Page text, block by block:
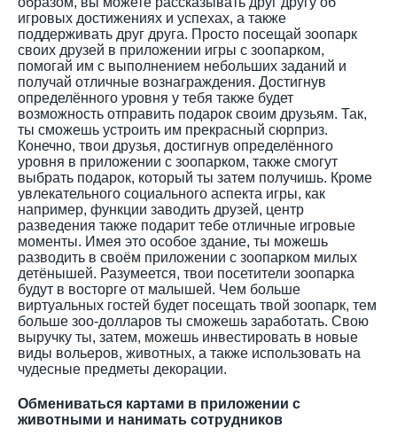
игровых достижениях и успехах, а также
поддерживать друг друга. Просто посещай зоопарк
своих друзей в приложении игры с зоопарком,
помогай им с выполнением небольших заданий и
получай отличные вознаграждения. Достигнув
определённого уровня у тебя также будет
возможность отправить подарок своим друзьям. Так,
ты сможешь устроить им прекрасный сюрприз.
Конечно, твои друзья, достигнув определённого
уровня в приложении с зоопарком, также смогут
выбрать подарок, который ты затем получишь. Кроме
увлекательного социального аспекта игры, как
например, функции заводить друзей, центр
разведения также подарит тебе отличные игровые
моменты. Имея это особое здание, ты можешь
разводить в своём приложении с зоопарком милых
детёнышей. Разумеется, твои посетители зоопарка
будут в восторге от малышей. Чем больше
виртуальных гостей будет посещать твой зоопарк, тем
больше зоо-долларов ты сможешь заработать. Свою
выручку ты, затем, можешь инвестировать в новые
виды вольеров, животных, а также использовать на
чудесные предметы декорации.
Обмениваться картами в приложении с
животными и нанимать сотрудников